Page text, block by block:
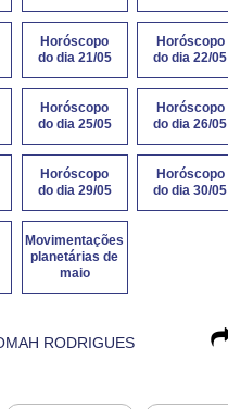
Horóscopo
do dia 21/05
Horóscopo
do dia 22/05
Horóscopo
do dia 25/05
Horóscopo
do dia 26/05
Horóscopo
do dia 29/05
Horóscopo
do dia 30/05
Movimentações
planetárias de
maio
RODRIGUES